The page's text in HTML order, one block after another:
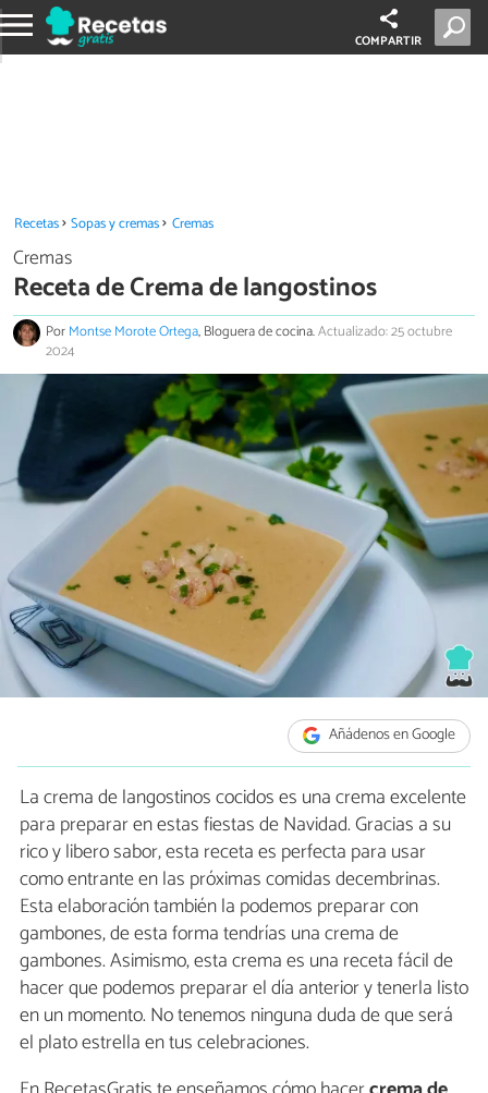
COMPARTIR
Recetas Sopas y cremas Cremas
Cremas
Receta de Crema de langostinos
PorMontse Morote Ortega, Bloguera de cocina.Actualizado: 25 octubre
2024
Añádenos en Google
La crema de langostinos cocidos es una crema excelente
para preparar en estas fiestas de Navidad. Gracias a su
rico y libero sabor, esta receta es perfecta para usar
como entrante en las próximas comidas decembrinas.
Esta elaboración también la podemos preparar con
gambones, de esta forma tendrías una crema de
gambones. Asimismo, esta crema es una receta fácil de
hacer que podemos preparar el día anterior y tenerla listo
en un momento. No tenemos ninguna duda de que será
el plato estrella en tus celebraciones.